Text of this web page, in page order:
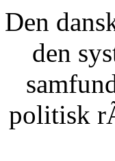
Den
den
politisk